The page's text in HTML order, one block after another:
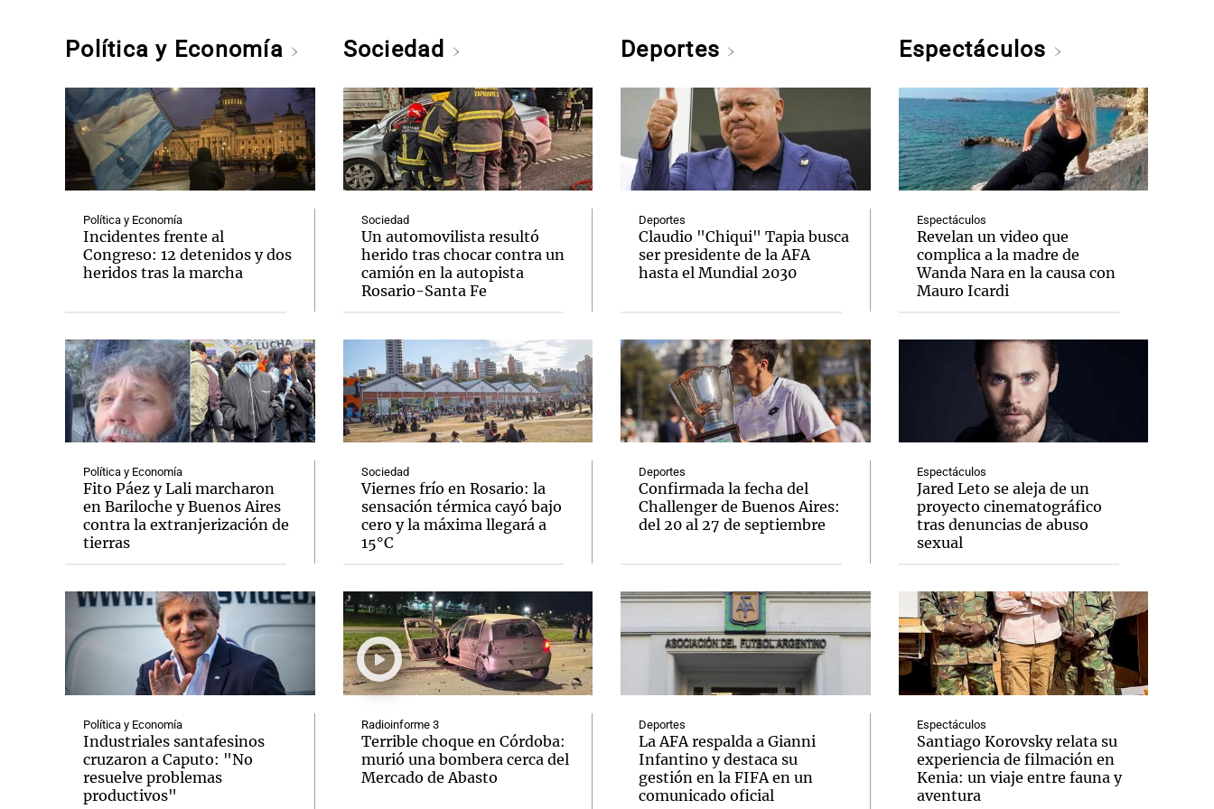
Política y Economía
Política y Economía
Incidentes frente al
Congreso: 12 detenidos y dos
heridos tras la marcha
Política y Economía
Fito Páez y Lali marcharon
en Bariloche y Buenos Aires
contra la extranjerización de
tierras
Política y Economía
Industriales santafesinos
cruzaron a Caputo: "No
resuelve problemas
productivos"
Sociedad
Sociedad
Un automovilista resultó
herido tras chocar contra un
camión en la autopista
Rosario-Santa Fe
Sociedad
Viernes frío en Rosario: la
sensación térmica cayó bajo
cero y la máxima llegará a
15°C
Radioinforme 3
Terrible choque en Córdoba:
murió una bombera cerca del
Mercado de Abasto
Deportes
Deportes
Claudio "Chiqui" Tapia busca
ser presidente de la AFA
hasta el Mundial 2030
Deportes
Confirmada la fecha del
Challenger de Buenos Aires:
del 20 al 27 de septiembre
Deportes
La AFA respalda a Gianni
Infantino y destaca su
gestión en la FIFA en un
comunicado oficial
Espectáculos
Espectáculos
Revelan un video que
complica a la madre de
Wanda Nara en la causa con
Mauro Icardi
Espectáculos
Jared Leto se aleja de un
proyecto cinematográfico
tras denuncias de abuso
sexual
Espectáculos
Santiago Korovsky relata su
experiencia de filmación en
Kenia: un viaje entre fauna y
aventura
Notas Notas
El huracán de Arequito
Notas
Cadena 3 en Groenlandia
Notas